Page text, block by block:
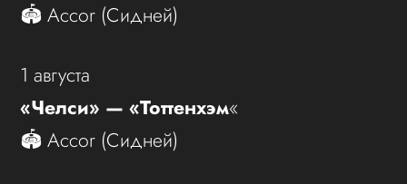
🏟 Accor (Сидней)
1 августа
«Челси» — «Тоттенхэм«
🏟 Accor (Сидней)